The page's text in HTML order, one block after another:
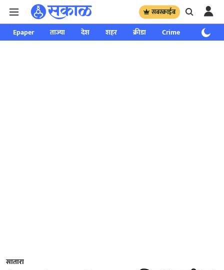
सबस्क्राईब
Epaper ताज्या देश शहर क्रीडा Crime साप्ताहिक
सातारा